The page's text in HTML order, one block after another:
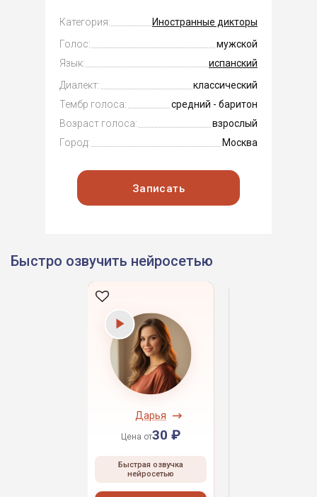
Категория:
Иностранные дикторы
Голос:
мужской
Язык:
испанский
Диалект:
классический
Тембр голоса:
средний - баритон
Возраст голоса:
взрослый
Город:
Москва
Записать
Быстро озвучить нейросетью
Дарья
Цена от30 ₽
Быстрая озвучка
нейросетью